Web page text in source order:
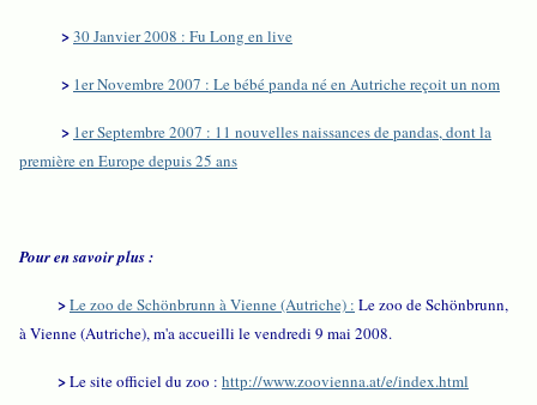
>30 Janvier 2008 : Fu Long en live
> 1er Novembre 2007 : Le bébé panda né en Autriche reçoit un nom
> 1er Septembre 2007 : 11 nouvelles naissances de pandas, dont la
première en Europe depuis 25 ans
Pour en savoir plus :
>Le zoo de Schönbrunn à Vienne (Autriche) : Le zoo de Schönbrunn,
à Vienne (Autriche), m'a accueilli le vendredi 9 mai 2008.
>Le site officiel du zoo : http://www.zoovienna.at/e/index.html